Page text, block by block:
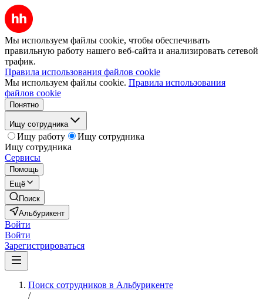
Мы используем файлы cookie, чтобы обеспечивать
правильную работу нашего веб-сайта и анализировать сетевой
трафик.
Правила использования файлов cookie
Мы используем файлы cookie. Правила использования
файлов cookie
Понятно
Ищу сотрудника
Ищу работу
Ищу сотрудника
Ищу сотрудника
Сервисы
Помощь
Ещё
Поиск
Альбурикент
Войти
Войти
Зарегистрироваться
Поиск сотрудников в Альбурикенте
/